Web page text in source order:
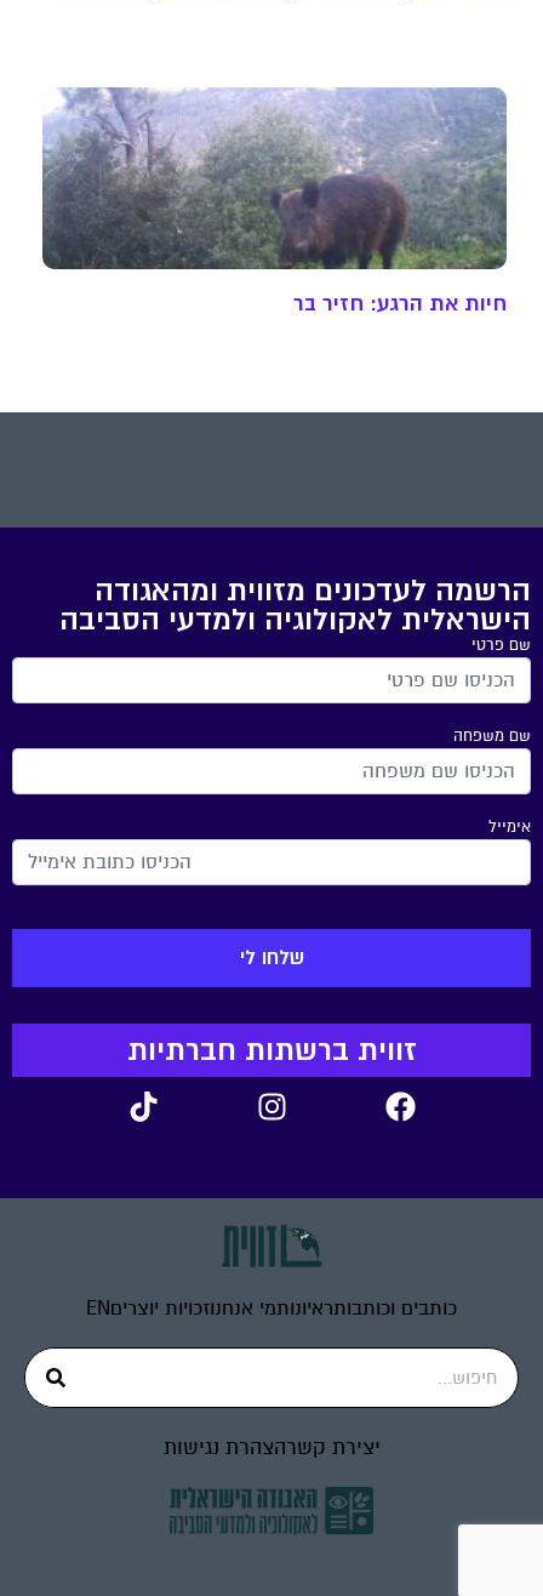
חיות את הרגע: חזיר בר
הרשמה לעדכונים מזווית ומהאגודה
הישראלית לאקולוגיה ולמדעי הסביבה
שם פרטי
שם משפחה
אימייל
זווית ברשתות חברתיות
כותבים וכותבותראיונותמי אנחנוזכויות יוצריםEN
יצירת קשרהצהרת נגישות